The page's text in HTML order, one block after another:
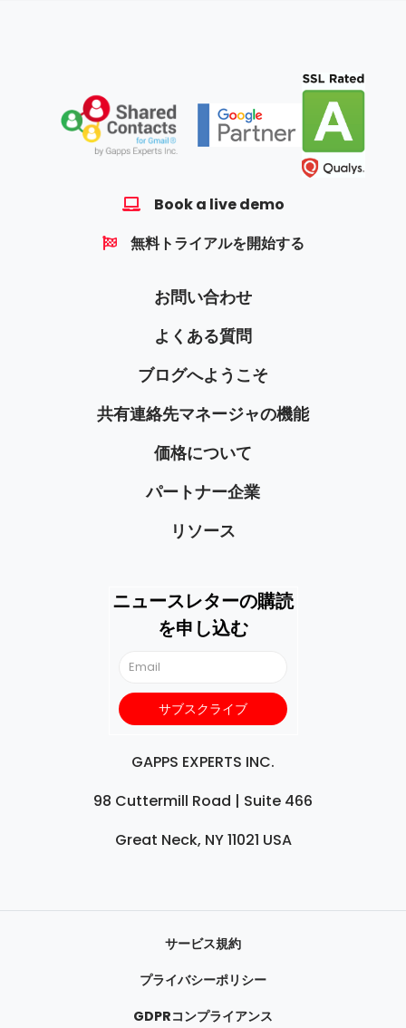
Book a live demo
無料トライアルを開始する
お問い合わせ
よくある質問
ブログへようこそ
共有連絡先マネージャの機能
価格について
パートナー企業
リソース
ニュースレターの購読
を申し込む
GAPPS EXPERTS INC.
98 Cuttermill Road | Suite 466
Great Neck, NY 11021 USA
サービス規約
プライバシーポリシー
GDPRコンプライアンス